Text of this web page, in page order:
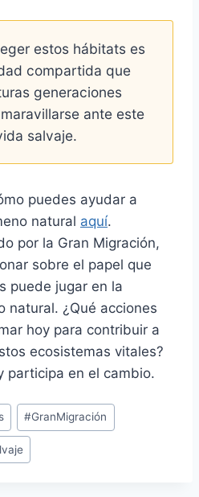
estos hábitats es
compartida que
generaciones
ante este
salvaje.
puedes ayudar a
natural aquí.
por la Gran Migración,
sobre el papel que
puede jugar en la
natural. ¿Qué acciones
hoy para contribuir a
ecosistemas vitales?
participa en el cambio.
#GranMigración